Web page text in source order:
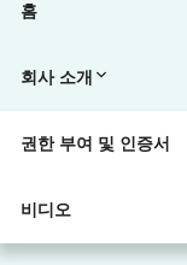
홈
회사 소개
권한 부여 및 인증서
비디오